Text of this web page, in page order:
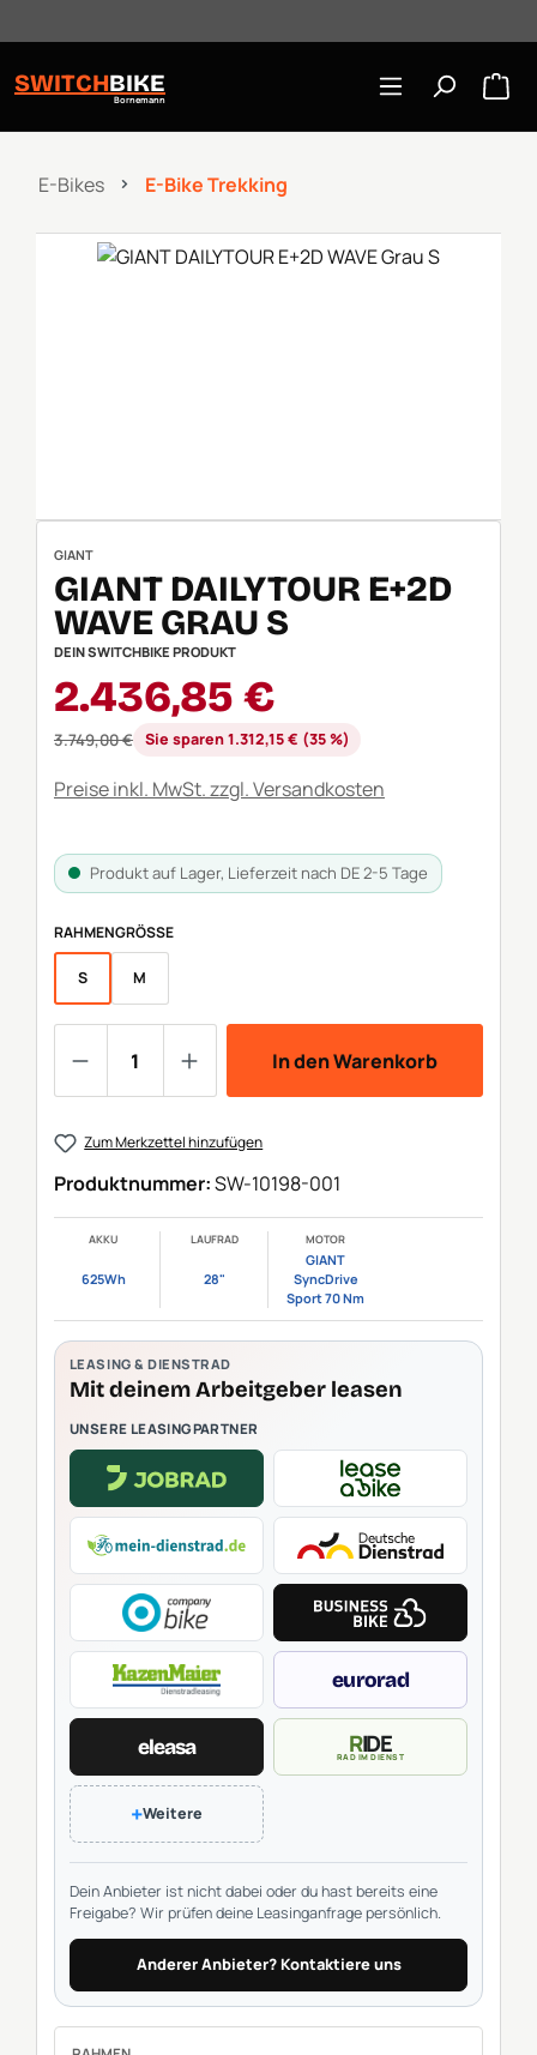
SWITCHBIKE
Bornemann
E-Bikes E-Bike Trekking
Bildergalerie überspringen
GIANT
GIANT DAILYTOUR E+2D
WAVE GRAU S
DEIN SWITCHBIKE PRODUKT
Verkaufspreis:
2.436,85 €
Regulärer Preis:
3.749,00 € Sie sparen 1.312,15 € (35 %)
Preise inkl. MwSt. zzgl. Versandkosten
Produkt auf Lager, Lieferzeit nach DE 2-5 Tage
RAHMENGRÖSSE AUSWÄHLEN
S M
In den Warenkorb
Zum Merkzettel hinzufügen
Produktnummer:SW-10198-001
AKKU
625Wh
LAUFRAD
28"
MOTOR
GIANT
SyncDrive
Sport 70 Nm
LEASING & DIENSTRAD
Mit deinem Arbeitgeber leasen
UNSERE LEASINGPARTNER
eurorad
eleasa RIDE
RAD IM DIENST
+Weitere
Dein Anbieter ist nicht dabei oder du hast bereits eine
Freigabe? Wir prüfen deine Leasinganfrage persönlich.
Anderer Anbieter? Kontaktiere uns